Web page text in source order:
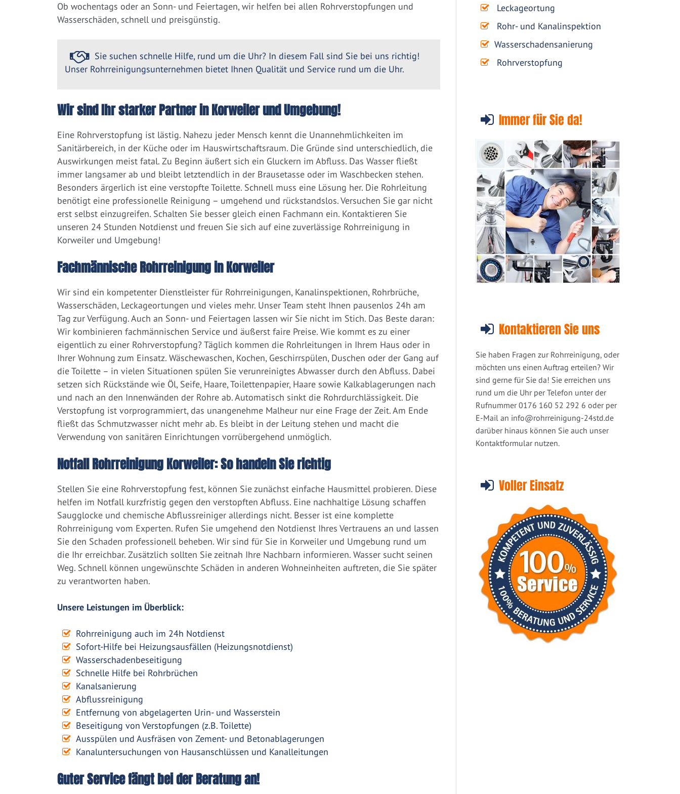
Leckageortung
Rohr- und Kanalinspektion
Wasserschadensanierung
Rohrverstopfung
Immer für Sie da!
Kontaktieren Sie uns
Sie haben Fragen zur Rohrreinigung, oder
möchten uns einen Auftrag erteilen? Wir
sind gerne für Sie da! Sie erreichen uns
rund um die Uhr per Telefon unter der
Rufnummer 0176 160 52 292 6 oder per
E-Mail an info@rohrreinigung-24std.de
darüber hinaus können Sie auch unser
Kontaktformular nutzen.
Ob wochentags oder an Sonn- und Feiertagen, wir helfen bei allen Rohrverstopfungen und
Wasserschäden, schnell und preisgünstig.
Sie suchen schnelle Hilfe, rund um die Uhr? In diesem Fall sind Sie bei uns richtig!
Unser Rohrreinigungsunternehmen bietet Ihnen Qualität und Service rund um die Uhr.
Wir sind Ihr starker Partner in Korweiler und Umgebung!
Eine Rohrverstopfung ist lästig. Nahezu jeder Mensch kennt die Unannehmlichkeiten im
Sanitärbereich, in der Küche oder im Hauswirtschaftsraum. Die Gründe sind unterschiedlich, die
Auswirkungen meist fatal. Zu Beginn äußert sich ein Gluckern im Abfluss. Das Wasser fließt
immer langsamer ab und bleibt letztendlich in der Brausetasse oder im Waschbecken stehen.
Besonders ärgerlich ist eine verstopfte Toilette. Schnell muss eine Lösung her. Die Rohrleitung
benötigt eine professionelle Reinigung – umgehend und rückstandslos. Versuchen Sie gar nicht
erst selbst einzugreifen. Schalten Sie besser gleich einen Fachmann ein. Kontaktieren Sie
unseren 24 Stunden Notdienst und freuen Sie sich auf eine zuverlässige Rohrreinigung in
Korweiler und Umgebung!
Fachmännische Rohrreinigung in Korweiler
Wir sind ein kompetenter Dienstleister für Rohrreinigungen, Kanalinspektionen, Rohrbrüche,
Wasserschäden, Leckageortungen und vieles mehr. Unser Team steht Ihnen pausenlos 24h am
Tag zur Verfügung. Auch an Sonn- und Feiertagen lassen wir Sie nicht im Stich. Das Beste daran:
Wir kombinieren fachmännischen Service und äußerst faire Preise. Wie kommt es zu einer
eigentlich zu einer Rohrverstopfung? Täglich kommen die Rohrleitungen in Ihrem Haus oder in
Ihrer Wohnung zum Einsatz. Wäschewaschen, Kochen, Geschirrspülen, Duschen oder der Gang auf
die Toilette – in vielen Situationen spülen Sie verunreinigtes Abwasser durch den Abfluss. Dabei
setzen sich Rückstände wie Öl, Seife, Haare, Toilettenpapier, Haare sowie Kalkablagerungen nach
und nach an den Innenwänden der Rohre ab. Automatisch sinkt die Rohrdurchlässigkeit. Die
Verstopfung ist vorprogrammiert, das unangenehme Malheur nur eine Frage der Zeit. Am Ende
fließt das Schmutzwasser nicht mehr ab. Es bleibt in der Leitung stehen und macht die
Verwendung von sanitären Einrichtungen vorrübergehend unmöglich.
Notfall Rohrreinigung Korweiler: So handeln Sie richtig
Stellen Sie eine Rohrverstopfung fest, können Sie zunächst einfache Hausmittel probieren. Diese
helfen im Notfall kurzfristig gegen den verstopften Abfluss. Eine nachhaltige Lösung schaffen
Saugglocke und chemische Abflussreiniger allerdings nicht. Besser ist eine komplette
Rohrreinigung vom Experten. Rufen Sie umgehend den Notdienst Ihres Vertrauens an und lassen
Sie den Schaden professionell beheben. Wir sind für Sie in Korweiler und Umgebung rund um
die Ihr erreichbar. Zusätzlich sollten Sie zeitnah Ihre Nachbarn informieren. Wasser sucht seinen
Weg. Schnell können ungewünschte Schäden in anderen Wohneinheiten auftreten, die Sie später
zu verantworten haben.
Unsere Leistungen im Überblick:
Rohrreinigung auch im 24h Notdienst
Sofort-Hilfe bei Heizungsausfällen (Heizungsnotdienst)
Wasserschadenbeseitigung
Schnelle Hilfe bei Rohrbrüchen
Kanalsanierung
Abflussreinigung
Entfernung von abgelagerten Urin- und Wasserstein
Beseitigung von Verstopfungen (z.B. Toilette)
Ausspülen und Ausfräsen von Zement- und Betonablagerungen
Kanaluntersuchungen von Hausanschlüssen und Kanalleitungen
Guter Service fängt bei der Beratung an!
Voller Einsatz